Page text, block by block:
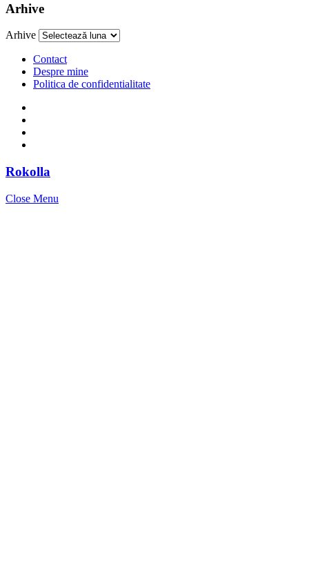
Arhive
Arhive
Contact
Despre mine
Politica de confidentialitate
Rokolla
Close Menu